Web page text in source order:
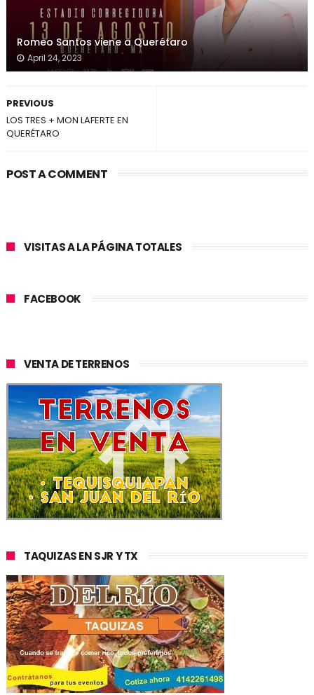
Romeo Santos viene a Querétaro
April 24, 2023
PREVIOUS
LOS TRES + MON LAFERTE EN
QUERÉTARO
POST A COMMENT
VISITAS A LA PÁGINA TOTALES
FACEBOOK
VENTA DE TERRENOS
TAQUIZAS EN SJR Y TX